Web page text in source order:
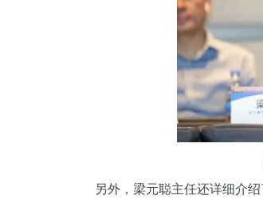
另外，梁元聪主任还详细介